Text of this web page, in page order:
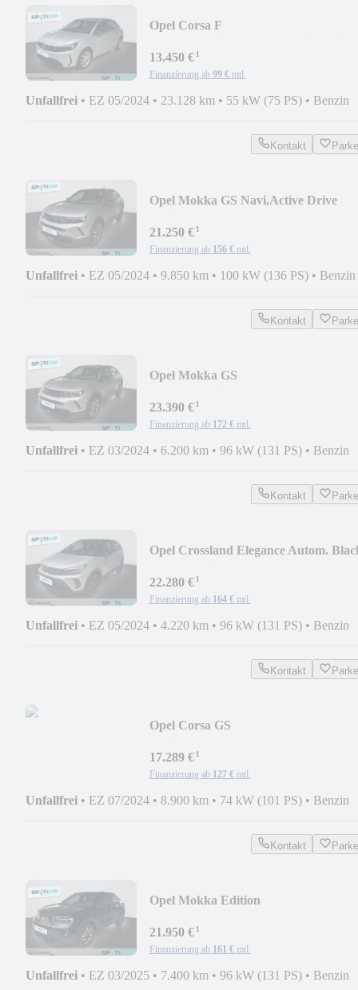
Opel Corsa F
13.450 €¹
Finanzierung ab 99 € mtl.
Unfallfrei • EZ 05/2024 • 23.128 km • 55 kW (75 PS) • Benzin
Kontakt
Opel Mokka GS Navi,Active Drive
21.250 €¹
Finanzierung ab 156 € mtl.
Unfallfrei • EZ 05/2024 • 9.850 km • 100 kW (136 PS) • Benzin
Kontakt
Opel Mokka GS
23.390 €¹
Finanzierung ab 172 € mtl.
Unfallfrei • EZ 03/2024 • 6.200 km • 96 kW (131 PS) • Benzin
Kontakt
Opel Crossland Elegance Autom.
22.280 €¹
Finanzierung ab 164 € mtl.
Unfallfrei • EZ 05/2024 • 4.220 km • 96 kW (131 PS) • Benzin
Kontakt
Opel Corsa GS
17.289 €¹
Finanzierung ab 127 € mtl.
Unfallfrei • EZ 07/2024 • 8.900 km • 74 kW (101 PS) • Benzin
Kontakt
Opel Mokka Edition
21.950 €¹
Finanzierung ab 161 € mtl.
Unfallfrei • EZ 03/2025 • 7.400 km • 96 kW (131 PS) • Benzin